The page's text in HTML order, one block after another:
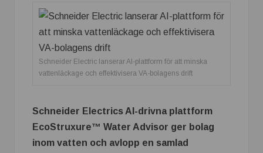
Schneider Electric lanserar AI-plattform för att minska
vattenläckage och effektivisera VA-bolagens drift
Schneider Electrics AI-drivna plattform
EcoStruxure™ Water Advisor ger bolag
inom vatten och avlopp en samlad